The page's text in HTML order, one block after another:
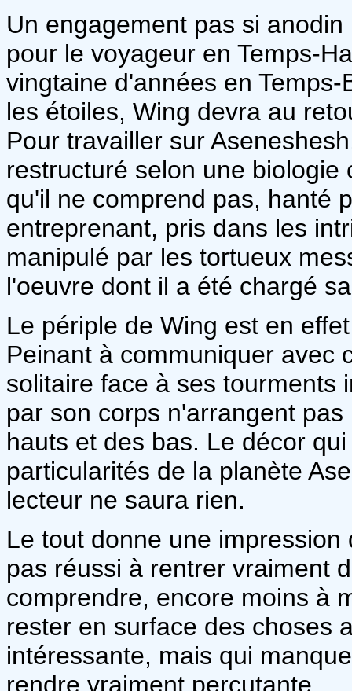
Un engagement pas si
pour le voyageur en Temps-
vingtaine d'années en
les étoiles, Wing devra au
Pour travailler sur
restructuré selon une
qu'il ne comprend pas, hanté
entreprenant, pris dans les
manipulé par les tortueux
l'oeuvre dont il a été chargé
Le périple de Wing est en
Peinant à communiquer avec
solitaire face à ses tourments
par son corps n'arrangent
hauts et des bas. Le décor
particularités de la planète
lecteur ne saura rien.
Le tout donne une
pas réussi à rentrer vraiment
comprendre, encore moins à
rester en surface des choses
intéressante, mais qui
rendre vraiment percutante.